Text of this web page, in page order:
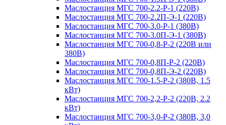
Маслостанция МГС 700-2.2-Р-1 (220В)
Маслостанция МГС 700-2.2П-Э-1 (220В)
Маслостанция МГС 700-3.0-Р-1 (380В)
Маслостанция МГС 700-3.0П-Э-1 (380В)
Маслостанция МГС 700-0,8-Р-2 (220В или
380В)
Маслостанция МГС 700-0,8П-Р-2 (220В)
Маслостанция МГС 700-0,8П-Э-2 (220В)
Маслостанция МГС 700-1.5-Р-2 (380В, 1.5
кВт)
Маслостанция МГС 700-2,2-Р-2 (220В, 2.2
кВт)
Маслостанция МГС 700-3,0-Р-2 (380В, 3,0